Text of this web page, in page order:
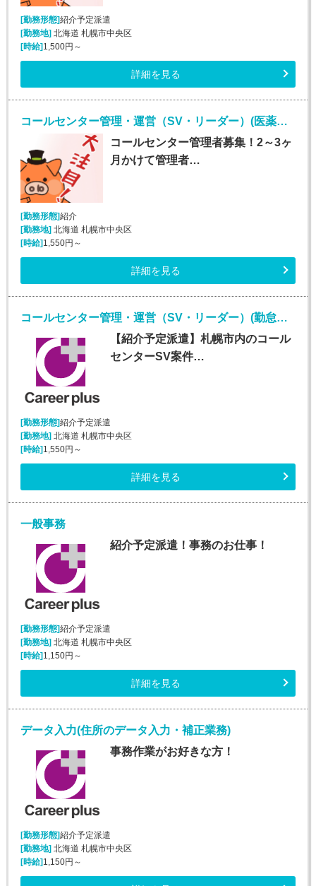
[勤務形態]紹介予定派遣
[勤務地] 北海道 札幌市中央区
[時給] 1,500円～
詳細を見る
コールセンター管理・運営（SV・リーダー）(医薬品通販受注業務)
コールセンター管理者募集！2～3ヶ
月かけて管理者…
[勤務形態]紹介
[勤務地] 北海道 札幌市中央区
[時給] 1,550円～
詳細を見る
コールセンター管理・運営（SV・リーダー）(勤怠管理システムヘルプデスク)
【紹介予定派遣】札幌市内のコール
センターSV案件…
[勤務形態]紹介予定派遣
[勤務地] 北海道 札幌市中央区
[時給] 1,550円～
詳細を見る
一般事務
紹介予定派遣！事務のお仕事！
[勤務形態]紹介予定派遣
[勤務地] 北海道 札幌市中央区
[時給] 1,150円～
詳細を見る
データ入力(住所のデータ入力・補正業務)
事務作業がお好きな方！
[勤務形態]紹介予定派遣
[勤務地] 北海道 札幌市中央区
[時給] 1,150円～